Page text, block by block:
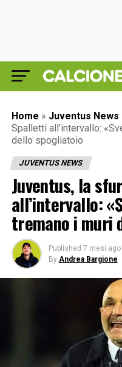
Home » Juventus News
Spalletti all’intervallo:
dello spogliatoio
JUVENTUS NEWS
Juventus, la
all’intervallo:
tremano i muri
Published 7 mesi ago
By Andrea Bargione